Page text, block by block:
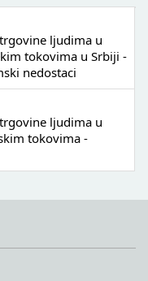
ljudima u
tokovima u Srbiji -
nedostaci
ljudima u
tokovima -